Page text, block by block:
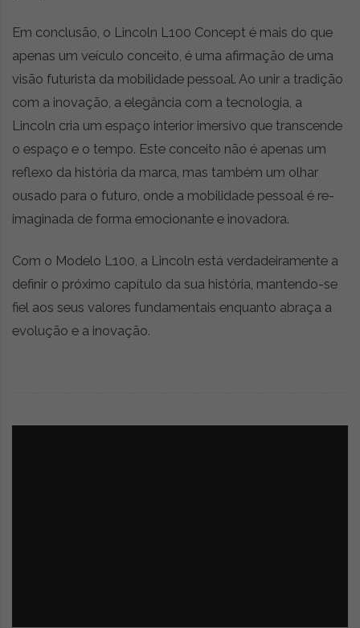
Em conclusão, o Lincoln L100 Concept é mais do que
apenas um veículo conceito, é uma afirmação de uma
visão futurista da mobilidade pessoal. Ao unir a tradição
com a inovação, a elegância com a tecnologia, a
Lincoln cria um espaço interior imersivo que transcende
o espaço e o tempo. Este conceito não é apenas um
reflexo da história da marca, mas também um olhar
ousado para o futuro, onde a mobilidade pessoal é re-
imaginada de forma emocionante e inovadora.
Com o Modelo L100, a Lincoln está verdadeiramente a
definir o próximo capítulo da sua história, mantendo-se
fiel aos seus valores fundamentais enquanto abraça a
evolução e a inovação.